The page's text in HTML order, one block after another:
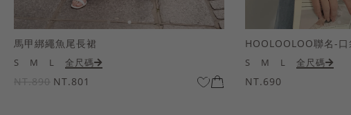
馬甲綁繩魚尾長裙
S M L 全尺碼
NT.890 NT.801
S M L 全尺碼
NT.690